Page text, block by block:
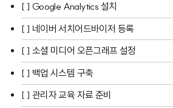
[ ] Google Analytics 설치
[ ] 네이버 서치어드바이저 등록
[ ] 소셜 미디어 오픈그래프 설정
[ ] 백업 시스템 구축
[ ] 관리자 교육 자료 준비